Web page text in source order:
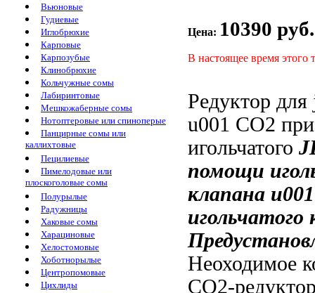
Вьюновые
Гудиевые
Иглобрюхие
Карповые
Карпозубые
Клинобрюхие
Кольчужные сомы
Лабиринтовые
Мешкожаберные сомы
Нотоптеровые или спиноперые
Панцирные сомы или
каллихтовые
Пецилиевые
Пимелодовые или
плоскоголовые сомы
Полурылые
Радужницы
Хаковые сомы
Харациновые
Хелостомовые
Хоботнорылые
Центропомовые
Цихлиды
Цена: 10390 руб.
В настоящее время этого
Редуктор для
u001 СО2
игольчатого
помощи
клапана
игольчатого
Неоходимое
CO2-